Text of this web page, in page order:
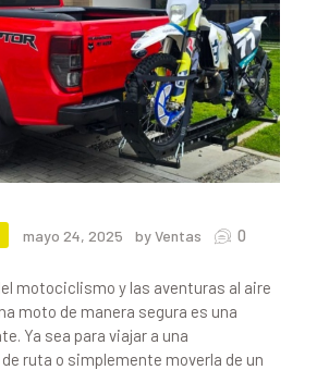
mayo 24, 2025 by Ventas 0
motociclismo y las aventuras al aire
moto de manera segura es una
Ya sea para viajar a una
ruta o simplemente moverla de un